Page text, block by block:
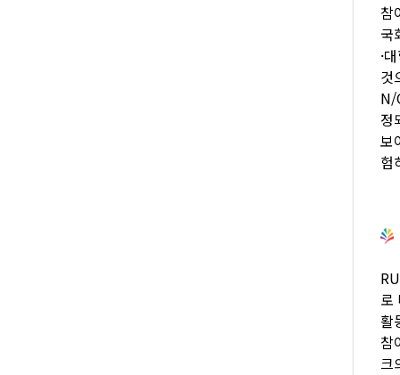
참
국
·
것
N/
정
보
험
로
활
참
크